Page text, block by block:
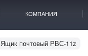
КОМПАНИЯ
Ящик почтовый РВС-11z